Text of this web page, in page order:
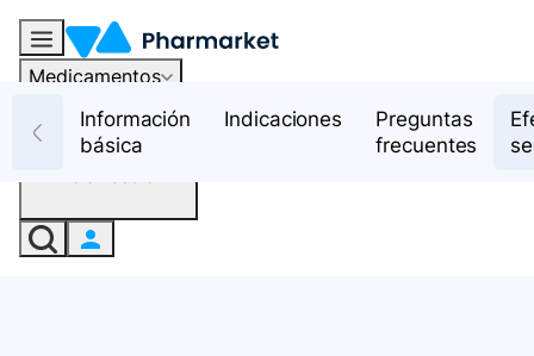
Medicamentos
RecursosInformación
básica
Indicaciones
Preguntas
frecuentes